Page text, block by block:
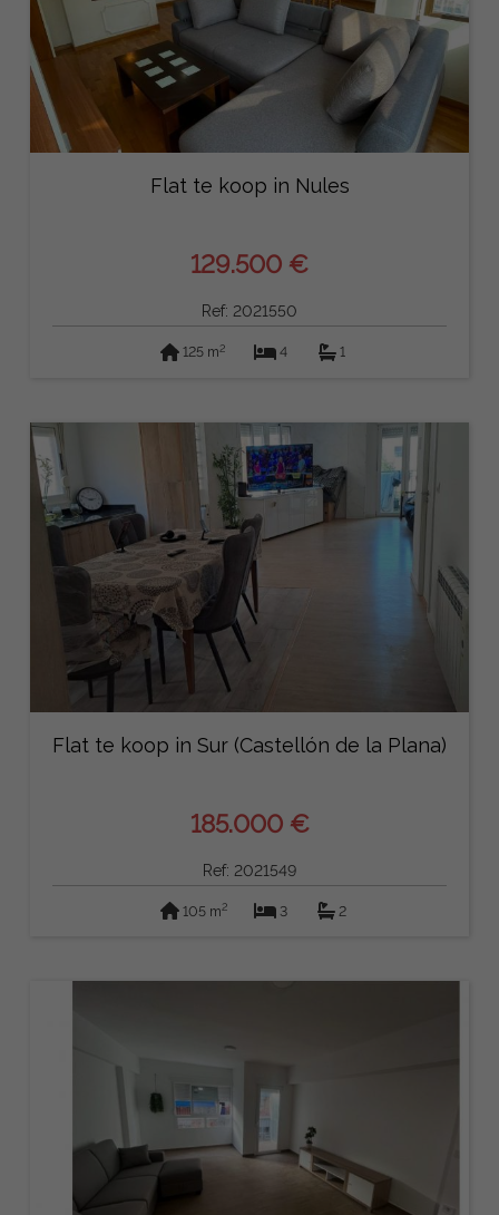
Flat te koop in Nules
129.500 €
Ref: 2021550
125 m2 4 1
Flat te koop in Sur (Castellón de la Plana)
185.000 €
Ref: 2021549
105 m2 3 2